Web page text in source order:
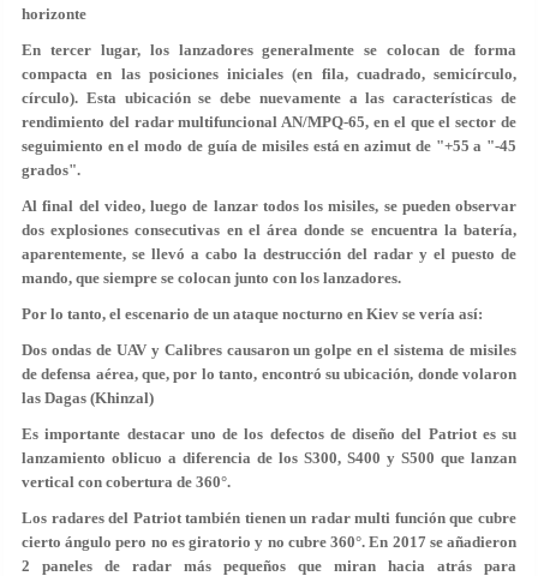
horizonte
En tercer lugar, los lanzadores generalmente se colocan de forma
compacta en las posiciones iniciales (en fila, cuadrado, semicírculo,
círculo). Esta ubicación se debe nuevamente a las características de
rendimiento del radar multifuncional AN/MPQ-65, en el que el sector de
seguimiento en el modo de guía de misiles está en azimut de "+55 a "-45
grados".
Al final del video, luego de lanzar todos los misiles, se pueden observar
dos explosiones consecutivas en el área donde se encuentra la batería,
aparentemente, se llevó a cabo la destrucción del radar y el puesto de
mando, que siempre se colocan junto con los lanzadores.
Por lo tanto, el escenario de un ataque nocturno en Kiev se vería así:
Dos ondas de UAV y Calibres causaron un golpe en el sistema de misiles
de defensa aérea, que, por lo tanto, encontró su ubicación, donde volaron
las Dagas (Khinzal)
Es importante destacar uno de los defectos de diseño del Patriot es su
lanzamiento oblicuo a diferencia de los S300, S400 y S500 que lanzan
vertical con cobertura de 360°.
Los radares del Patriot también tienen un radar multi función que cubre
cierto ángulo pero no es giratorio y no cubre 360°. En 2017 se añadieron
2 paneles de radar más pequeños que miran hacia atrás para